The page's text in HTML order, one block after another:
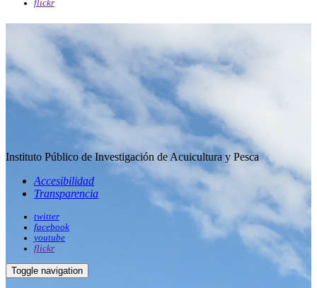
flickr
Instituto Público de Investigación de Acuicultura y Pesca
Accesibilidad
Transparencia
twitter
facebook
youtube
flickr
Toggle navigation